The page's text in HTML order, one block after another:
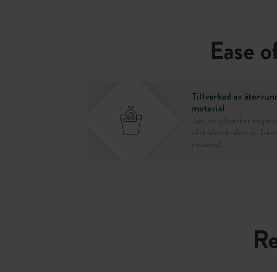
Ease
Tillverkad av
material
Just nu tillverkas
våra blomkrukor av
material.